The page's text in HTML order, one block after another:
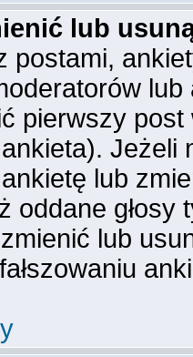
lub
postami,
pierwszy
Jeżeli
lub
oddane
lub